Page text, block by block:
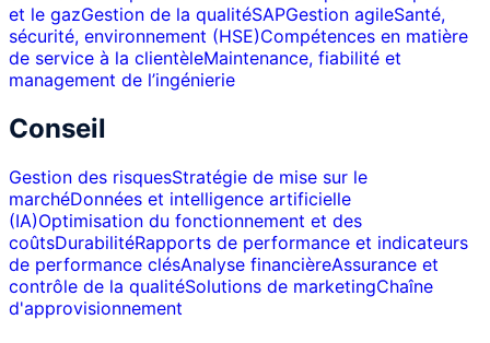
et le gazGestion de la qualitéSAPGestion agileSanté,
sécurité, environnement (HSE)Compétences en matière
de service à la clientèleMaintenance, fiabilité et
management de l’ingénierie
Conseil
Gestion des risquesStratégie de mise sur le
marchéDonnées et intelligence artificielle
(IA)Optimisation du fonctionnement et des
coûtsDurabilitéRapports de performance et indicateurs
de performance clésAnalyse financièreAssurance et
contrôle de la qualitéSolutions de marketingChaîne
d'approvisionnement